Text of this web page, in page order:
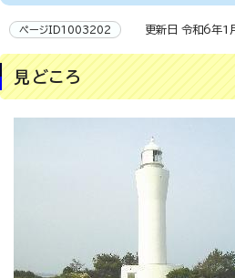
ページID1003202 更新日 令和6年1
見どころ